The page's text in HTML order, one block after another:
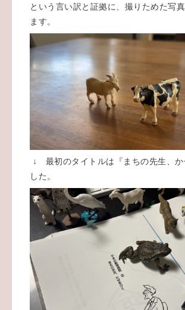
という言い訳と証拠に、撮りためた写
ます。
↓ 最初のタイトルは『まちの先生、か
した。